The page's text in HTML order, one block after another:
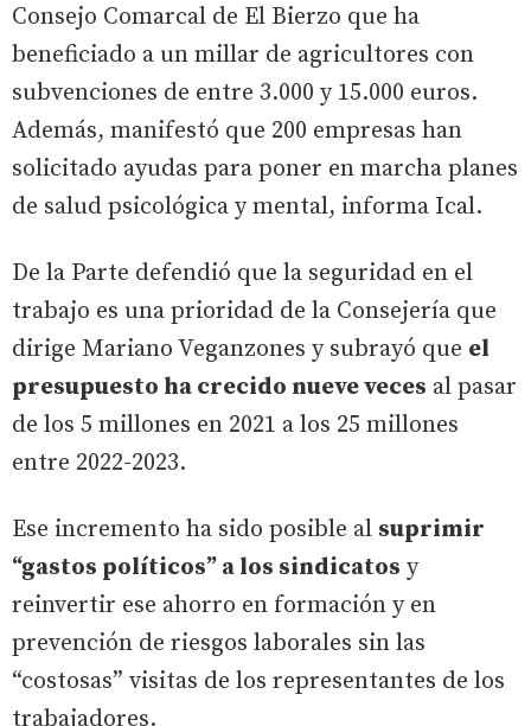
Consejo Comarcal de El Bierzo que ha
beneficiado a un millar de agricultores con
subvenciones de entre 3.000 y 15.000 euros.
Además, manifestó que 200 empresas han
solicitado ayudas para poner en marcha planes
de salud psicológica y mental, informa Ical.
De la Parte defendió que la seguridad en el
trabajo es una prioridad de la Consejería que
dirige Mariano Veganzones y subrayó que el
presupuesto ha crecido nueve veces al pasar
de los 5 millones en 2021 a los 25 millones
entre 2022-2023.
Ese incremento ha sido posible al suprimir
“gastos políticos” a los sindicatos y
reinvertir ese ahorro en formación y en
prevención de riesgos laborales sin las
“costosas” visitas de los representantes de los
trabajadores.